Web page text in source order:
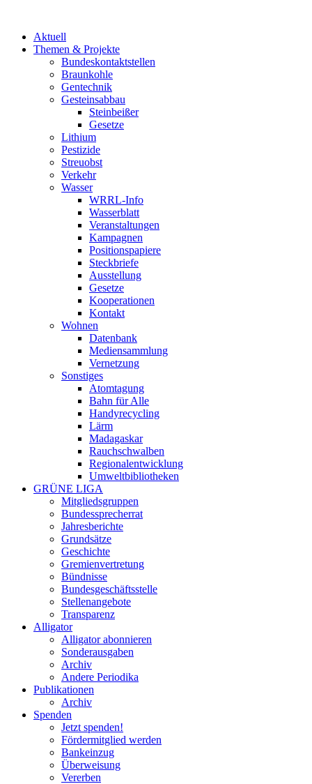
Aktuell
Themen & Projekte
Bundeskontaktstellen
Braunkohle
Gentechnik
Gesteinsabbau
Steinbeißer
Gesetze
Lithium
Pestizide
Streuobst
Verkehr
Wasser
WRRL-Info
Wasserblatt
Veranstaltungen
Kampagnen
Positionspapiere
Steckbriefe
Ausstellung
Gesetze
Kooperationen
Kontakt
Wohnen
Datenbank
Mediensammlung
Vernetzung
Sonstiges
Atomtagung
Bahn für Alle
Handyrecycling
Lärm
Madagaskar
Rauchschwalben
Regionalentwicklung
Umweltbibliotheken
GRÜNE LIGA
Mitgliedsgruppen
Bundessprecherrat
Jahresberichte
Grundsätze
Geschichte
Gremienvertretung
Bündnisse
Bundesgeschäftsstelle
Stellenangebote
Transparenz
Alligator
Alligator abonnieren
Sonderausgaben
Archiv
Andere Periodika
Publikationen
Archiv
Spenden
Jetzt spenden!
Fördermitglied werden
Bankeinzug
Überweisung
Vererben